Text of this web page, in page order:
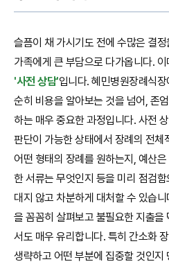
슬픔이 채 가시기도 전에 수많은 결
가족에게 큰 부담으로 다가옵니다.
'사전 상담'입니다. 혜민병원장례식
순히 비용을 알아보는 것을 넘어, 존
하는 매우 중요한 과정입니다. 사전
판단이 가능한 상태에서 장례의 전체
어떤 형태의 장례를 원하는지, 예산
한 서류는 무엇인지 등을 미리 점검
대지 않고 차분하게 대처할 수 있습
을 꼼꼼히 살펴보고 불필요한 지출을
서도 매우 유리합니다. 특히 간소화
생략하고 어떤 부분에 집중할 것인지